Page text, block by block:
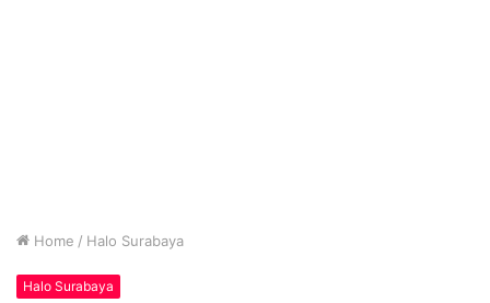
Home / Halo Surabaya
Halo Surabaya